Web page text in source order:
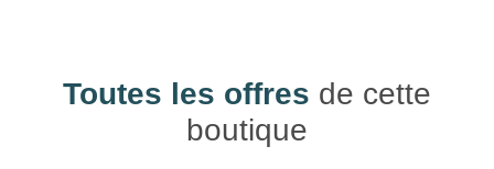
Toutes les offres de cette
boutique